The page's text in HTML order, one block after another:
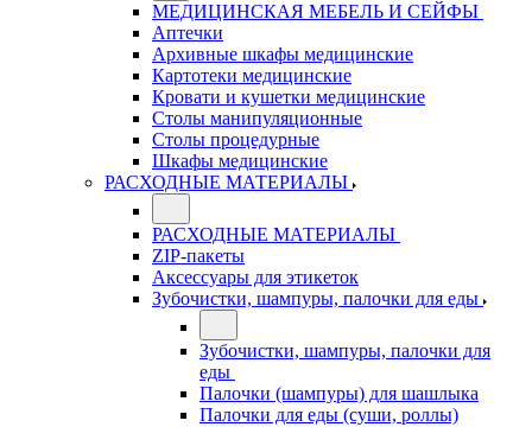
МЕДИЦИНСКАЯ МЕБЕЛЬ И СЕЙФЫ
Аптечки
Архивные шкафы медицинские
Картотеки медицинские
Кровати и кушетки медицинские
Столы манипуляционные
Столы процедурные
Шкафы медицинские
РАСХОДНЫЕ МАТЕРИАЛЫ
РАСХОДНЫЕ МАТЕРИАЛЫ
ZIP-пакеты
Аксессуары для этикеток
Зубочистки, шампуры, палочки для еды
Зубочистки, шампуры, палочки для
еды
Палочки (шампуры) для шашлыка
Палочки для еды (суши, роллы)